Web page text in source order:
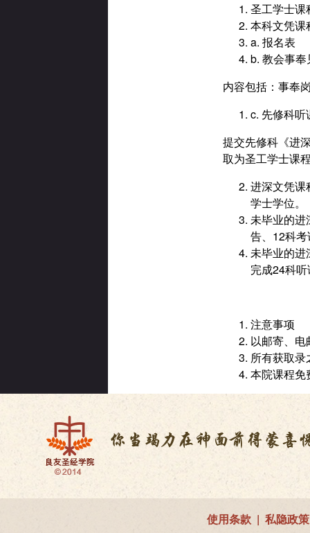
圣工学士课
本科文凭课
a. 报名表
b. 教会事奉
内容包括：事奉
c. 先修科听
提交先修科《进
取为圣工学士课
进深文凭课
学士学位。
未毕业的进
告、12科
未毕业的进
完成24科
注意事项
以邮寄、
所有获取录
本院课程免
使用条款| 私隐政策